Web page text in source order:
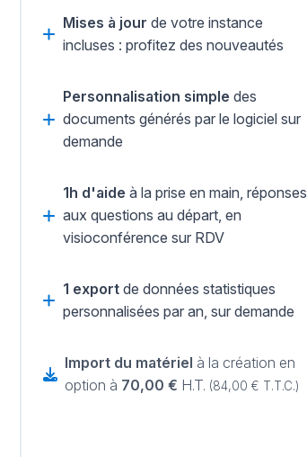
Mises à jour de votre instance
incluses : profitez des nouveautés
Personnalisation simple des
documents générés par le logiciel sur
demande
1h d'aide à la prise en main, réponses
aux questions au départ, en
visioconférence sur RDV
1 export de données statistiques
personnalisées par an, sur demande
Import du matériel à la création en
option à 70,00 € H.T. (84,00 € T.T.C.)